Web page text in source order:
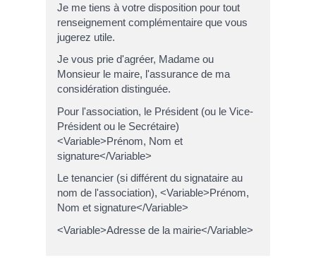
Je me tiens à votre disposition pour tout
renseignement complémentaire que vous
jugerez utile.
Je vous prie d'agréer, Madame ou
Monsieur le maire, l'assurance de ma
considération distinguée.
Pour l'association, le Président (ou le Vice-
Président ou le Secrétaire)
<Variable>Prénom, Nom et
signature</Variable>
Le tenancier (si différent du signataire au
nom de l'association), <Variable>Prénom,
Nom et signature</Variable>
<Variable>Adresse de la mairie</Variable>